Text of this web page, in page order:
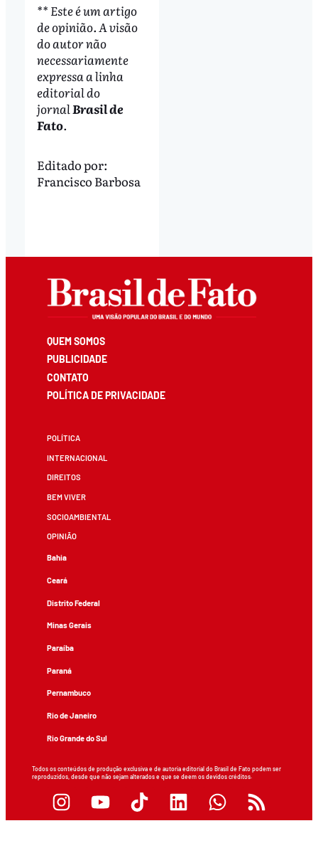
** Este é um artigo
de opinião. A visão
do autor não
necessariamente
expressa a linha
editorial do
jornalBrasil de
Fato.
Editado por:
Francisco Barbosa
QUEM SOMOS
PUBLICIDADE
CONTATO
POLÍTICA DE PRIVACIDADE
POLÍTICA
INTERNACIONAL
DIREITOS
BEM VIVER
SOCIOAMBIENTAL
OPINIÃO
Bahia
Ceará
Distrito Federal
Minas Gerais
Paraíba
Paraná
Pernambuco
Rio de Janeiro
Rio Grande do Sul
Todos os conteúdos de produção exclusiva e de autoria editorial do Brasil de Fato podem ser
reproduzidos, desde que não sejam alterados e que se deem os devidos créditos.